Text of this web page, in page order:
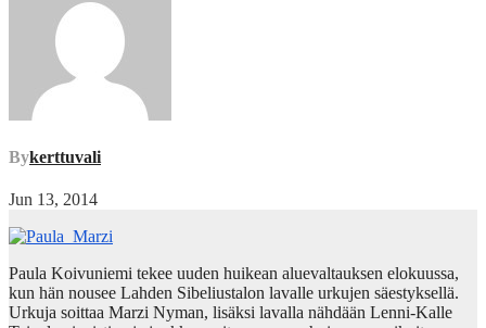
Bykerttuvali
Jun 13, 2014
Paula Koivuniemi tekee uuden huikean aluevaltauksen elokuussa,
kun hän nousee Lahden Sibeliustalon lavalle urkujen säestyksellä.
Urkuja soittaa Marzi Nyman, lisäksi lavalla nähdään Lenni-Kalle